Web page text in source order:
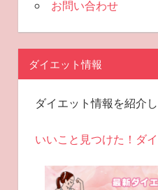
お問い合わせ
ダイエット情報
ダイエット情報を紹介
いいこと見つけた！ダ